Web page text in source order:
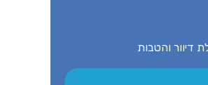
דיוור והטבות